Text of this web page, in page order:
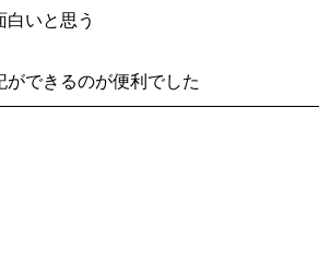
白いと思う
ができるのが便利でした